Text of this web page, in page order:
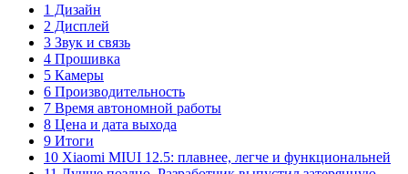
1 Дизайн
2 Дисплей
3 Звук и связь
4 Прошивка
5 Камеры
6 Производительность
7 Время автономной работы
8 Цена и дата выхода
9 Итоги
10 Xiaomi MIUI 12.5: плавнее, легче и функциональней